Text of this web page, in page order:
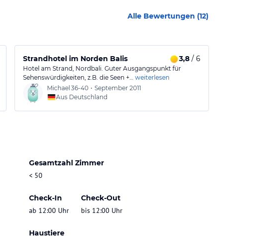
Alle Bewertungen (12)
Strandhotel im Norden Balis 3,8/ 6
Hotel am Strand, Nordbali. Guter Ausgangspunkt für
Sehenswürdigkeiten, z.B. die Seen +… weiterlesen
Michael 36-40 • September 2011
Aus Deutschland
Gesamtzahl Zimmer
< 50
Check-In
ab 12:00 Uhr
Check-Out
bis 12:00 Uhr
Haustiere